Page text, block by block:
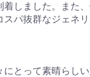
しました。また
パ抜群なジェネ
とって素晴らし